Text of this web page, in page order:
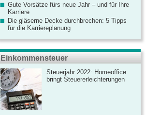
Gute Vorsätze fürs neue Jahr – und für Ihre
Karriere
Die gläserne Decke durchbrechen: 5 Tipps
für die Karriereplanung
Einkommensteuer
Steuerjahr 2022: Homeoffice
bringt Steuererleichterungen